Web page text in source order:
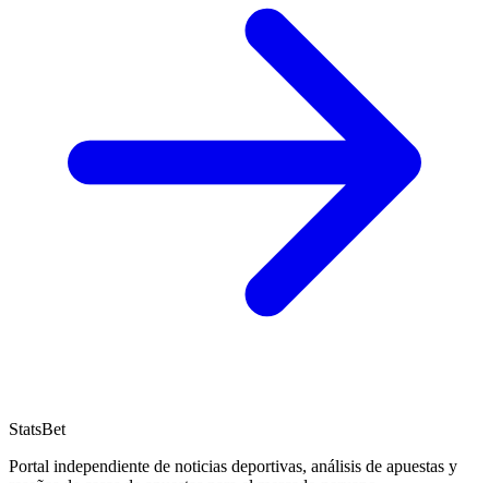
StatsBet
Portal independiente de noticias deportivas, análisis de apuestas y